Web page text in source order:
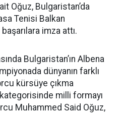
Oğuz, Bulgaristan’da
Tenisi Balkan
imza attı.
Bulgaristan’ın Albena
dünyanın farklı
kürsüye çıkma
milli formayı
Muhammed Said Oğuz,